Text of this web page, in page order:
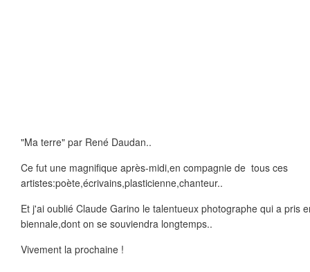
"Ma terre" par René Daudan..
Ce fut une magnifique après-midi,en compagnie de tous ces
artistes:poète,écrivains,plasticienne,chanteur..
Et j'ai oublié Claude Garino le talentueux photographe qui a pris
biennale,dont on se souviendra longtemps..
Vivement la prochaine !